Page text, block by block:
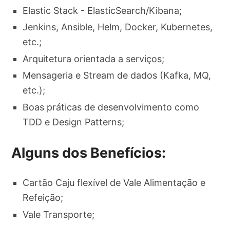
Elastic Stack - ElasticSearch/Kibana;
Jenkins, Ansible, Helm, Docker, Kubernetes,
etc.;
Arquitetura orientada a serviços;
Mensageria e Stream de dados (Kafka, MQ,
etc.);
Boas práticas de desenvolvimento como
TDD e Design Patterns;
Alguns dos Benefícios:
Cartão Caju flexível de Vale Alimentação e
Refeição;
Vale Transporte;